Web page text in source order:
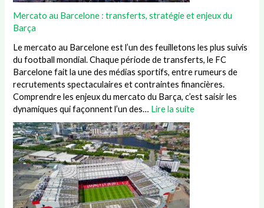
Mercato au Barcelone : transferts, stratégie et enjeux du
Barça
Le mercato au Barcelone est l’un des feuilletons les plus suivis
du football mondial. Chaque période de transferts, le FC
Barcelone fait la une des médias sportifs, entre rumeurs de
recrutements spectaculaires et contraintes financières.
Comprendre les enjeux du mercato du Barça, c’est saisir les
dynamiques qui façonnent l’un des… Lire la suite